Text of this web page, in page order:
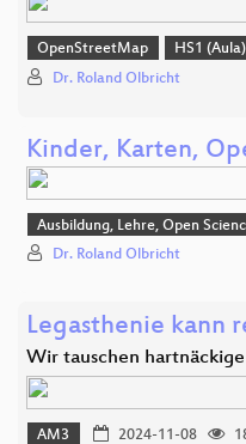
OpenStreetMap HS1 (Aula)
Dr. Roland Olbricht
Kinder, Karten,
Ausbildung, Lehre, Open
Dr. Roland Olbricht
Legasthenie kann
Wir tauschen
AM3 2024-11-08